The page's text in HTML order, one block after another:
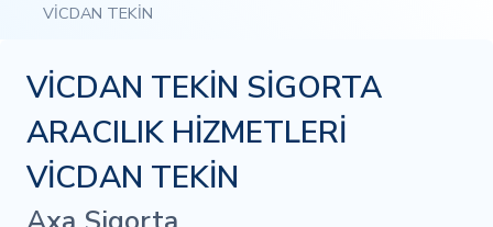
VİCDAN TEKİN
VİCDAN TEKİN SİGORTA
ARACILIK HİZMETLERİ
VİCDAN TEKİN